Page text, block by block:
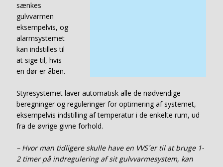
sænkes
gulvvarmen
eksempelvis, og
alarmsystemet
kan indstilles til
at sige til, hvis
en dør er åben.
Styresystemet laver automatisk alle de nødvendige
beregninger og reguleringer for optimering af systemet,
eksempelvis indstilling af temperatur i de enkelte rum, ud
fra de øvrige givne forhold.
– Hvor man tidligere skulle have en VVS´er til at bruge 1-
2 timer på indregulering af sit gulvvarmesystem, kan